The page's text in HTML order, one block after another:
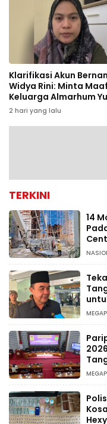
Klarifikasi Akun
Widya Rini: Minta
Keluarga Almarhum
Rizal dan Instansi
2 hari yang lalu
TERKINI
14